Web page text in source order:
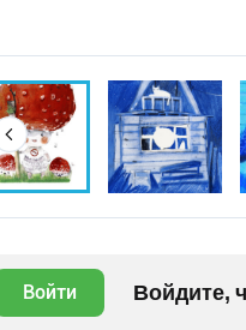
Войти Войдите,